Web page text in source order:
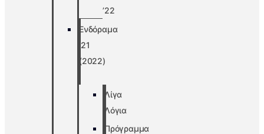
’22
Ενδόραμα
’21
(2022)
Λίγα
Λόγια
Πρόγραμμα